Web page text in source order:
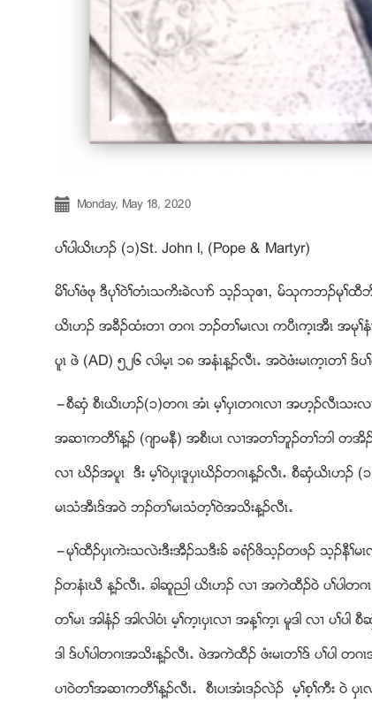
Monday, May 18, 2020
ပႈပါဎိၚဟဥ (၁)St. John l, (Pope & Martyr)
မိႈပႈဖံဖု ဒီပုႈ၀ဲႈတံၚသကိးခဲလ႕ဏ သ့ဥသုဧ႕ယ မ္သုကဘဥမုႈ
ဎိၚဟဥ အခီဥထံးတ႕ တဂၚ ဘဥတႈမၚလၚ ကပီၚက့ၚအီၚ အမုႈနံ
ပူၚ ဖဲ (AD) ၅၂၆ လါမ့ၚ ၁၈ အနံၚန႔ဥလီၚ’ အ၀ဲဖံးမၚက့ၚတႈ
”စီဆွံ စီၚဎိၚဟဥ(၁)တဂၚ အံၚ မ့ႈပွၚတဂၚလ႕ အဟ့ဥလီၚသးလ႕
အဆ႕ကတီႈန႔ဥ (ဂ်ာမနီ) အစီၚပၚ လ႕အတႈဘူဥတႈဘါ တအိဥ
လ႕ ဃိဥအပူၚ ဒီး မ့ႈ၀ဲပွၚဒူပွၚဃိဥတဂၚန႔ဥလီၚ’ စီဆွံဎိၚ
မၚသံအီၚဒ္အ၀ဲ ဘဥတႈမၚသံတ့ႈ၀ဲအသိးန႔ဥလီၚ’
”မုႈထီဥပွၚကဲးသလဲးဒီးအီဥသဒီးခ္ ခရံဏဖိသ့ဥတဖဥ သ့ဥနီႈမ
ဥတနံၚဃီ န႔ဥလီၚ’ ခါဆူညါ ဎိၚဟဥ လ႕ အကဲထီဥ၀ဲ ပႈပါတဂ
တႈမၚ အါနံဥ အါလါ၀ံၚ မ့ႈက့ၚပွၚလ႕ အန႔ႈက့ၚ မူဒါ လ႕ ပႈ
ဒါ ဒ္ပႈပါတဂၚအသိးန႔ဥလီၚ’ ဖဲအကဲထီဥ ဖံးမၚတႈဒ္ ပႈပ
ပ႕၀ဲတႈအဆ႕ကတီႈန႔ဥလီၚ’ စီၚပၚအံၚဒဥလဲဥ မ့ႈစ့ႈကီး ၀ဲ